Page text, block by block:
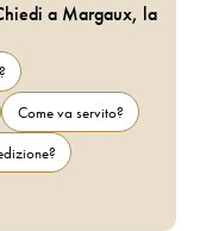
a Margaux, la
Come va servito?